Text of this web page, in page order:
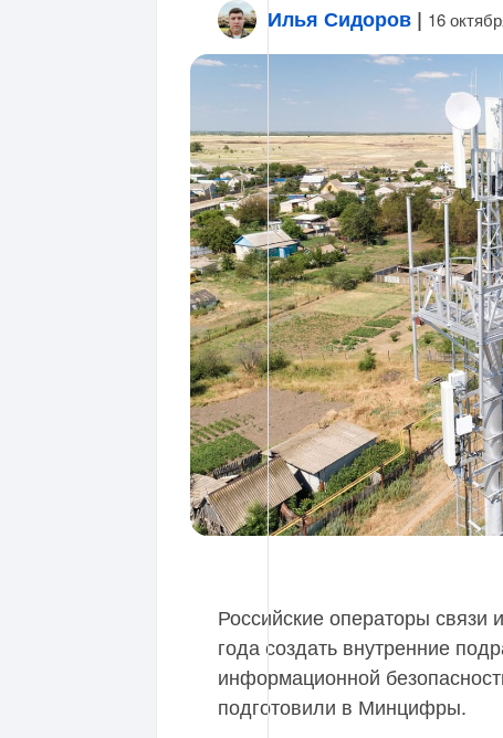
Илья Сидоров | 16
Российские операторы
года создать внутренние
информационной
подготовили в Минцифры.